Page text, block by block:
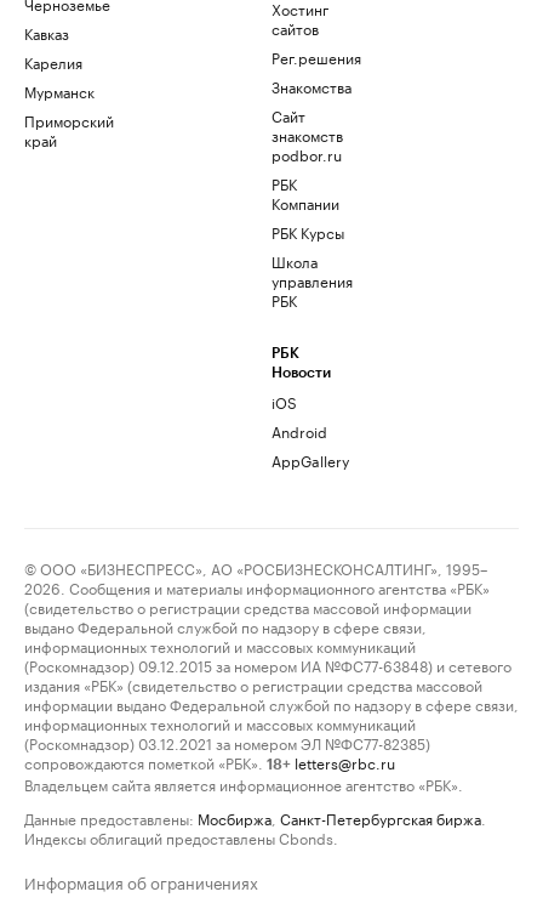
Кавказ
Карелия
Мурманск
Приморский
край
Хостинг
сайтов
Рег.решения
Знакомства
Сайт
знакомств
podbor.ru
РБК
Компании
РБК Курсы
Школа
управления
РБК
РБК
Новости
iOS
Android
AppGallery
© ООО «БИЗНЕСПРЕСС», АО «РОСБИЗНЕСКОНСАЛТИНГ», 1995–
2026. Сообщения и материалы информационного агентства «РБК»
(свидетельство о регистрации средства массовой информации
выдано Федеральной службой по надзору в сфере связи,
информационных технологий и массовых коммуникаций
(Роскомнадзор) 09.12.2015 за номером ИА №ФС77-63848) и сетевого
издания «РБК» (свидетельство о регистрации средства массовой
информации выдано Федеральной службой по надзору в сфере связи,
информационных технологий и массовых коммуникаций
(Роскомнадзор) 03.12.2021 за номером ЭЛ №ФС77-82385)
сопровождаются пометкой «РБК».
18+ letters@rbc.ru
Владельцем сайта является информационное агентство «РБК».
Данные предоставлены: Мосбиржа Санкт-Петербургская биржа
Индексы облигаций предоставлены Cbonds.
Информация об ограничениях